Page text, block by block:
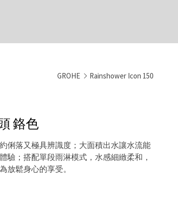
GROHE Rainshower Icon 150
鉻色
俐落又極具辨識度；大面積出水讓水流能
驗；搭配單段雨淋模式，水感細緻柔和，
放鬆身心的享受。